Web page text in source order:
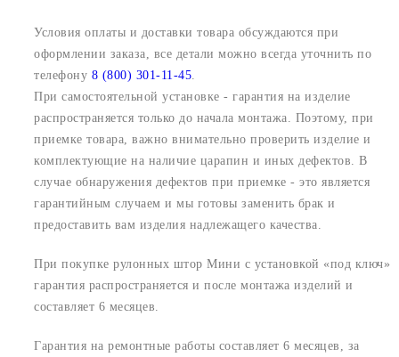
Условия оплаты и доставки товара обсуждаются при
оформлении заказа, все детали можно всегда уточнить по
телефону 8 (800) 301-11-45
При самостоятельной установке - гарантия на изделие
распространяется только до начала монтажа. Поэтому, при
приемке товара, важно внимательно проверить изделие и
комплектующие на наличие царапин и иных дефектов. В
случае обнаружения дефектов при приемке - это является
гарантийным случаем и мы готовы заменить брак и
предоставить вам изделия надлежащего качества.
При покупке рулонных штор Мини с установкой «под ключ»
гарантия распространяется и после монтажа изделий и
составляет 6 месяцев.
Гарантия на ремонтные работы составляет 6 месяцев, за